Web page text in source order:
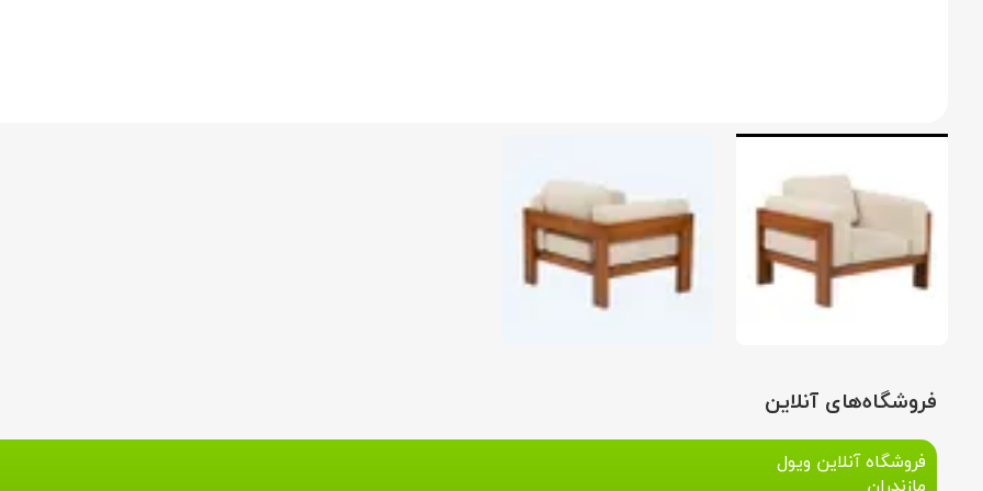
فروشگاه‌های آنلاین
فروشگاه آنلاین ویول
مازندران